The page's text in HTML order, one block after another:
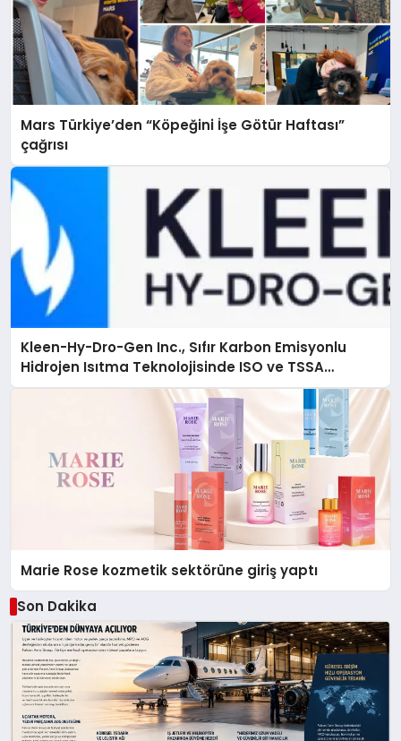
Mars Türkiye’den “Köpeğini İşe Götür Haftası”
çağrısı
Kleen-Hy-Dro-Gen Inc., Sıfır Karbon Emisyonlu
Hidrojen Isıtma Teknolojisinde ISO ve TSSA
Düzenleyici Onaylarını Aldı
Marie Rose kozmetik sektörüne giriş yaptı
Son Dakika